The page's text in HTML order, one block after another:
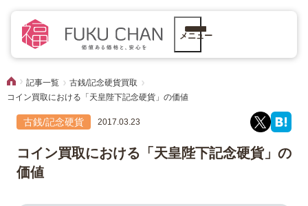
メニュー
記事一覧
古銭/記念硬貨買取
コイン買取における「天皇陛下記念硬貨」の価値
古銭/記念硬貨 2017.03.23
コイン買取における「天皇陛下記念硬貨」の
価値